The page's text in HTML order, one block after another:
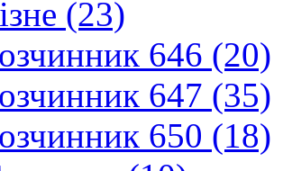
(23)
646 (20)
647 (35)
650 (18)